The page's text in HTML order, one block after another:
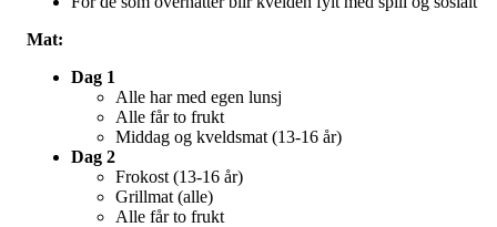
Mat:
Dag 1
Alle har med egen lunsj
Alle får to frukt
Middag og kveldsmat (13-16 år)
Dag 2
Frokost (13-16 år)
Grillmat (alle)
Alle får to frukt